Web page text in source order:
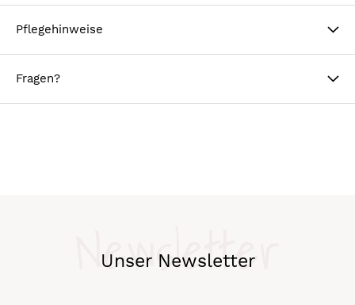
Pflegehinweise
Fragen?
Unser Newsletter
Newsletter